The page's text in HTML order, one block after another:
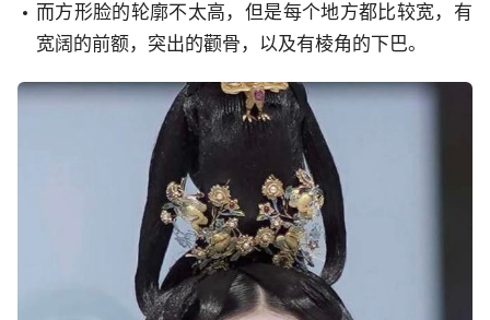
而方形脸的轮廓不太高，但是每个地方都比较宽，有
宽阔的前额，突出的颧骨，以及有棱角的下巴。